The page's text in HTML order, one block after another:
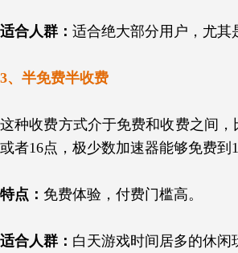
适合人群： 适合绝大部分用户，尤其
3、半免费半收费
这种收费方式介于免费和收费之间
或者16点，极少数加速器能够免费
特点： 免费体验，付费门槛高。
适合人群： 白天游戏时间居多的休闲